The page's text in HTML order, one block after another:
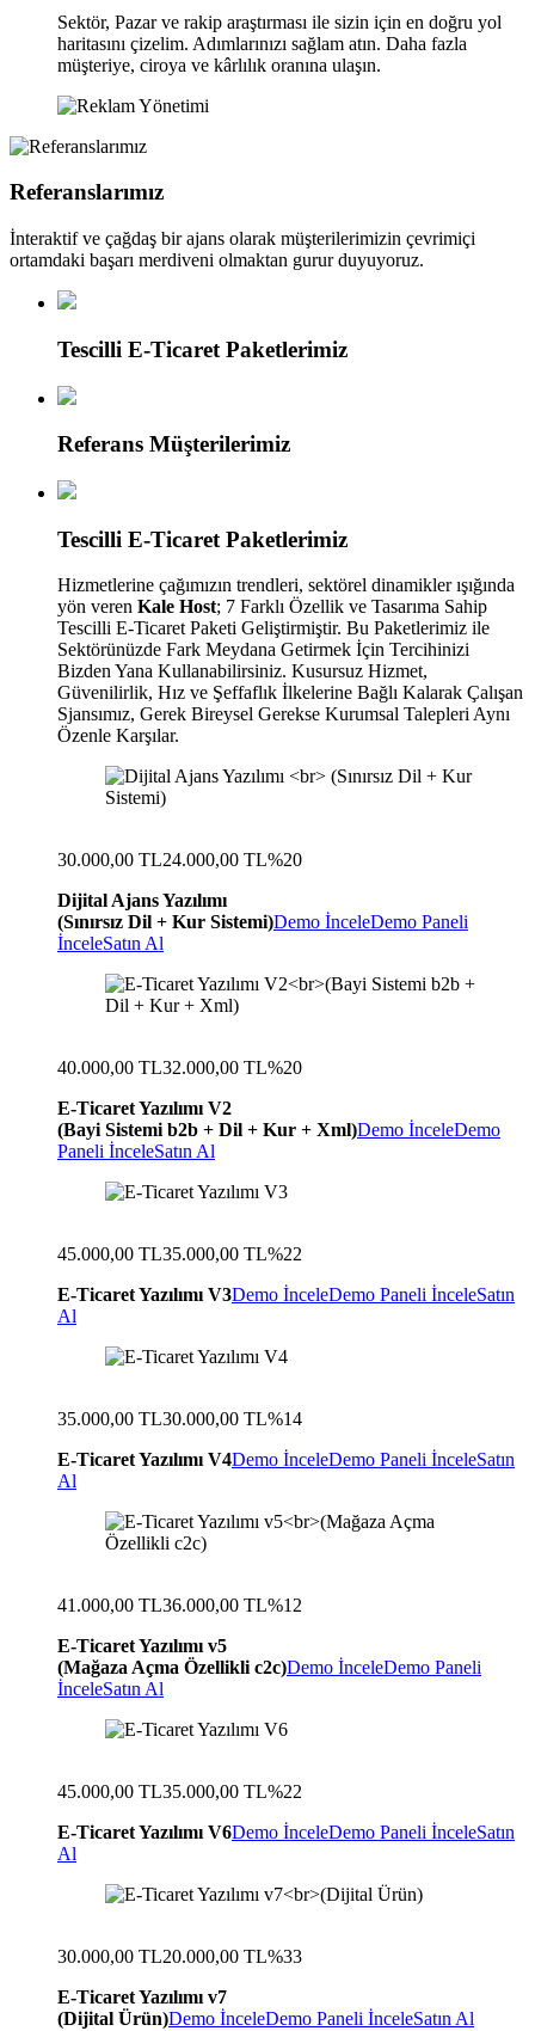
Sektör, Pazar ve rakip araştırması ile sizin için en doğru yol
haritasını çizelim. Adımlarınızı sağlam atın. Daha fazla
müşteriye, ciroya ve kârlılık oranına ulaşın.
Referanslarımız
İnteraktif ve çağdaş bir ajans olarak müşterilerimizin çevrimiçi
ortamdaki başarı merdiveni olmaktan gurur duyuyoruz.
Tescilli E-Ticaret Paketlerimiz
Referans Müşterilerimiz
Tescilli E-Ticaret Paketlerimiz
Hizmetlerine çağımızın trendleri, sektörel dinamikler ışığında
yön veren Kale Host; 7 Farklı Özellik ve Tasarıma Sahip
Tescilli E-Ticaret Paketi Geliştirmiştir. Bu Paketlerimiz ile
Sektörünüzde Fark Meydana Getirmek İçin Tercihinizi
Bizden Yana Kullanabilirsiniz. Kusursuz Hizmet,
Güvenilirlik, Hız ve Şeffaflık İlkelerine Bağlı Kalarak Çalışan
Sjansımız, Gerek Bireysel Gerekse Kurumsal Talepleri Aynı
Özenle Karşılar.
30.000,00 TL24.000,00 TL%20
Dijital Ajans Yazılımı
(Sınırsız Dil + Kur Sistemi)Demo İnceleDemo Paneli
İnceleSatın Al
40.000,00 TL32.000,00 TL%20
E-Ticaret Yazılımı V2
(Bayi Sistemi b2b + Dil + Kur + Xml)Demo İnceleDemo
Paneli İnceleSatın Al
45.000,00 TL35.000,00 TL%22
E-Ticaret Yazılımı V3Demo İnceleDemo Paneli İnceleSatın
Al
35.000,00 TL30.000,00 TL%14
E-Ticaret Yazılımı V4Demo İnceleDemo Paneli İnceleSatın
Al
41.000,00 TL36.000,00 TL%12
E-Ticaret Yazılımı v5
(Mağaza Açma Özellikli c2c)Demo İnceleDemo Paneli
İnceleSatın Al
45.000,00 TL35.000,00 TL%22
E-Ticaret Yazılımı V6Demo İnceleDemo Paneli İnceleSatın
Al
30.000,00 TL20.000,00 TL%33
E-Ticaret Yazılımı v7
(Dijital Ürün)Demo İnceleDemo Paneli İnceleSatın Al